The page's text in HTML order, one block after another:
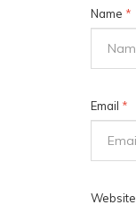
Name *
Email *
Website